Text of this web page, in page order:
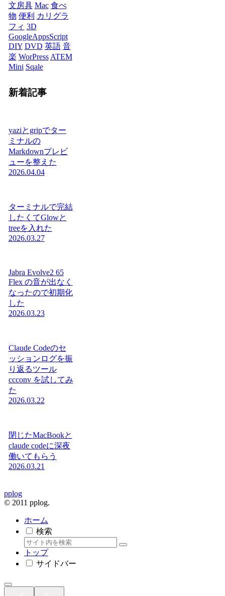
文房具 Mac 食べ
物 便利 カリグラ
フィ 3D
GoogleAppsScript
DIY DVD 英語 音
楽 WorPress ATEM
Mini Sqale
新着記事
yaziとgripでター
ミナルの
Markdownプレビ
ューを整えた
2026.04.04
ターミナルで完結
したくてGlowと
treeを入れた
2026.03.27
Jabra Evolve2 65
Flex の音が出なく
なったので初期化
した
2026.03.23
Claude Codeのセ
ッションログを振
り返るツール
ccconv を試してみ
た
2026.03.22
閉じたMacBookと
claude codeに深夜
働いてもらう
2026.03.21
pplog
© 2011 pplog.
ホーム
検索
トップ
サイドバー